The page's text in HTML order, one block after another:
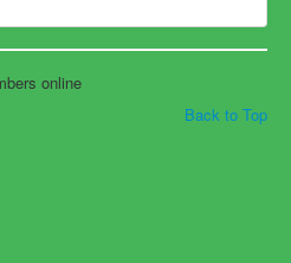
online
Back to Top